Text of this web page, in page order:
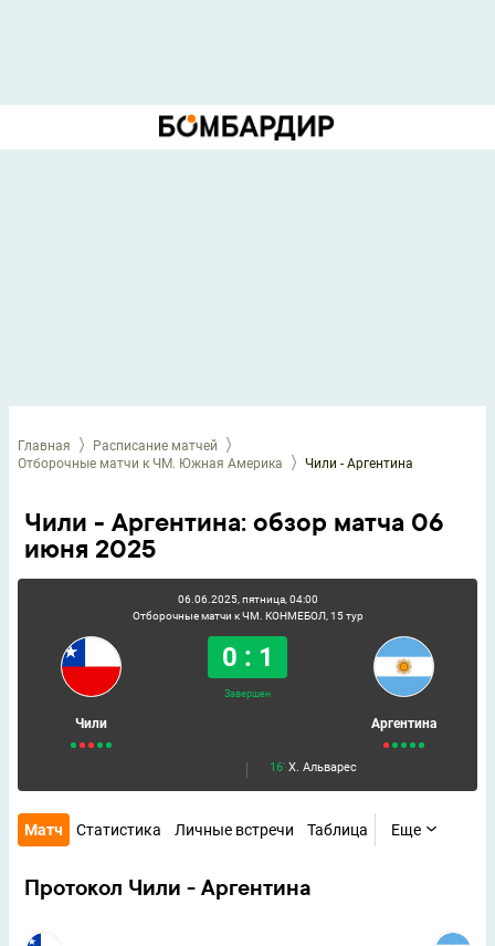
Главная
Расписание матчей
Отборочные матчи к ЧМ. Южная Америка
Чили - Аргентина
Чили - Аргентина: обзор матча 06
июня 2025
Чили
06.06.2025, пятница, 04:00
Отборочные матчи к ЧМ. КОНМЕБОЛ, 15 тур
0 : 1
Завершен
Аргентина
16' Х. Альварес
Матч Статистика Личные встречи Таблица Еще
Протокол Чили - Аргентина